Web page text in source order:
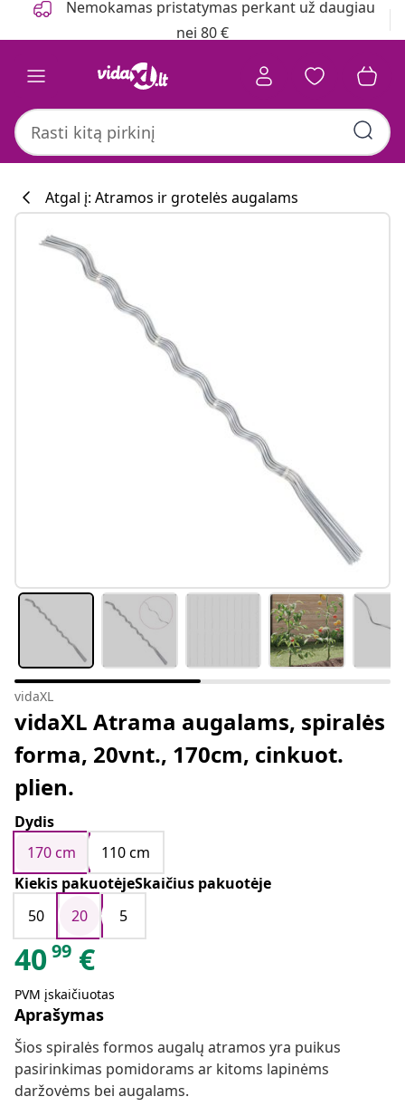
Nemokamas pristatymas perkant už daugiau
nei 80 €
Atgal į: Atramos ir grotelės augalams
vidaXL
vidaXL Atrama augalams, spiralės
forma, 20vnt., 170cm, cinkuot.
plien.
Dydis
170 cm
110 cm
Kiekis pakuotėjeSkaičius pakuotėje
50
20 5
4099 €
PVM įskaičiuotas
Aprašymas
Šios spiralės formos augalų atramos yra puikus
pasirinkimas pomidorams ar kitoms lapinėms
daržovėms bei augalams.